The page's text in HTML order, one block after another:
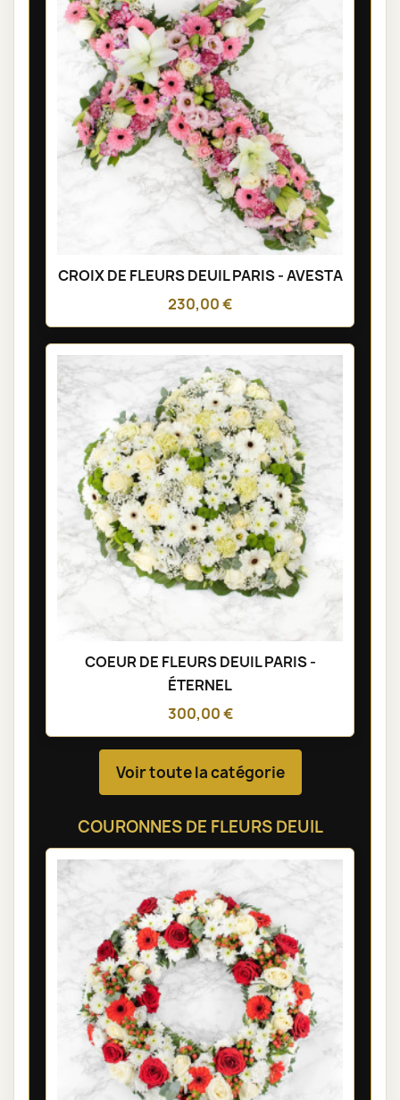
CROIX DE FLEURS DEUIL PARIS - AVESTA
230,00 €
COEUR DE FLEURS DEUIL PARIS -
ÉTERNEL
300,00 €
Voir toute la catégorie
COURONNES DE FLEURS DEUIL